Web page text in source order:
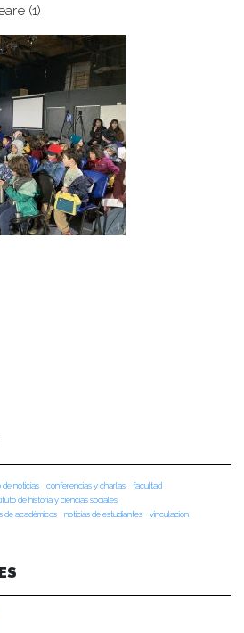
(1)
de noticias conferencias y charlas
facultad
de historia y ciencias sociales
de académicos noticias de estudiantes
vinculacion